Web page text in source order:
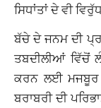
ਸਿਧਾਂਤਾਂ ਦੇ ਵੀ
ਬੱਚੇ ਦੇ ਜਨਮ ਦੀ
ਤਬਦੀਲੀਆਂ ਵਿੱਚੋਂ
ਕਰਨ ਲਈ ਮਜਬੂਰ
ਬਰਾਬਰੀ ਦੀ